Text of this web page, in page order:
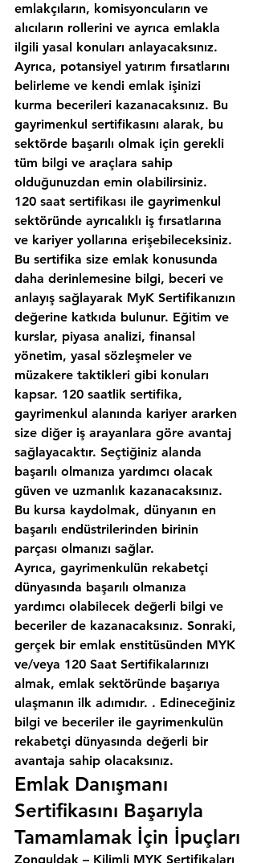
emlakçıların, komisyoncuların ve
alıcıların rollerini ve ayrıca emlakla
ilgili yasal konuları anlayacaksınız.
Ayrıca, potansiyel yatırım fırsatlarını
belirleme ve kendi emlak işinizi
kurma becerileri kazanacaksınız. Bu
gayrimenkul sertifikasını alarak, bu
sektörde başarılı olmak için gerekli
tüm bilgi ve araçlara sahip
olduğunuzdan emin olabilirsiniz.
120 saat sertifikası ile gayrimenkul
sektöründe ayrıcalıklı iş fırsatlarına
ve kariyer yollarına erişebileceksiniz.
Bu sertifika size emlak konusunda
daha derinlemesine bilgi, beceri ve
anlayış sağlayarak MyK Sertifikanızın
değerine katkıda bulunur. Eğitim ve
kurslar, piyasa analizi, finansal
yönetim, yasal sözleşmeler ve
müzakere taktikleri gibi konuları
kapsar. 120 saatlik sertifika,
gayrimenkul alanında kariyer ararken
size diğer iş arayanlara göre avantaj
sağlayacaktır. Seçtiğiniz alanda
başarılı olmanıza yardımcı olacak
güven ve uzmanlık kazanacaksınız.
Bu kursa kaydolmak, dünyanın en
başarılı endüstrilerinden birinin
parçası olmanızı sağlar.
Ayrıca, gayrimenkulün rekabetçi
dünyasında başarılı olmanıza
yardımcı olabilecek değerli bilgi ve
beceriler de kazanacaksınız. Sonraki,
gerçek bir emlak enstitüsünden MYK
ve/veya 120 Saat Sertifikalarınızı
almak, emlak sektöründe başarıya
ulaşmanın ilk adımıdır. . Edineceğiniz
bilgi ve beceriler ile gayrimenkulün
rekabetçi dünyasında değerli bir
avantaja sahip olacaksınız.
Emlak Danışmanı
Sertifikasını Başarıyla
Tamamlamak İçin İpuçları
Zonguldak – Kilimli MYK Sertifikaları